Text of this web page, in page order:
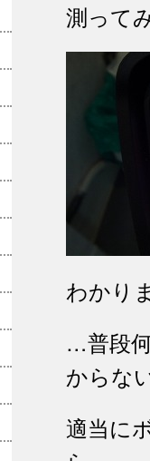
測って
わかり
…普段
からな
適当に